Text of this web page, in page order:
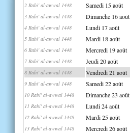
2 Rabi' al-awwal 1448 Samedi 15 août
3 Rabi' al-awwal 1448 Dimanche 16 août
4 Rabi' al-awwal 1448 Lundi 17 août
5 Rabi' al-awwal 1448 Mardi 18 août
6 Rabi' al-awwal 1448 Mercredi 19 août
7 Rabi' al-awwal 1448 Jeudi 20 août
8 Rabi' al-awwal 1448 Vendredi 21 août
9 Rabi' al-awwal 1448 Samedi 22 août
10 Rabi' al-awwal 1448 Dimanche 23 août
11 Rabi' al-awwal 1448 Lundi 24 août
12 Rabi' al-awwal 1448 Mardi 25 août
13 Rabi' al-awwal 1448 Mercredi 26 août